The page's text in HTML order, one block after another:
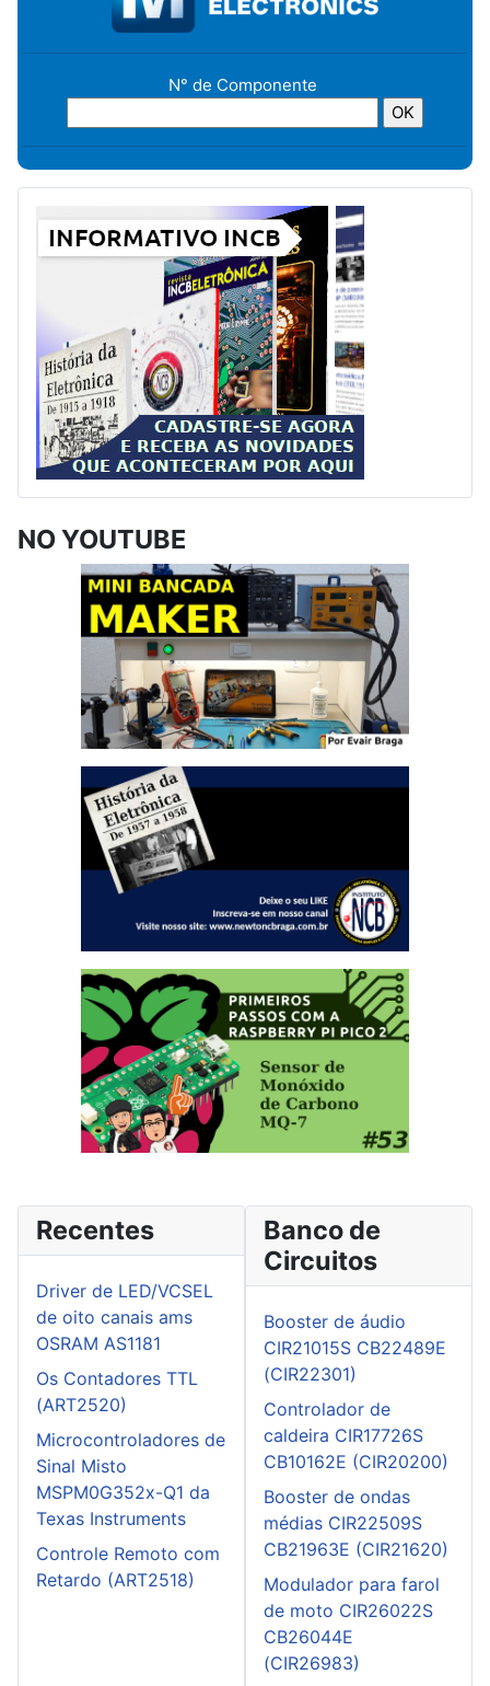
N° de Componente
NO YOUTUBE
Recentes
Driver de LED/VCSEL
de oito canais ams
OSRAM AS1181
Os Contadores TTL
(ART2520)
Microcontroladores de
Sinal Misto
MSPM0G352x-Q1 da
Texas Instruments
Controle Remoto com
Retardo (ART2518)
Banco de
Circuitos
Booster de áudio
CIR21015S CB22489E
(CIR22301)
Controlador de
caldeira CIR17726S
CB10162E (CIR20200)
Booster de ondas
médias CIR22509S
CB21963E (CIR21620)
Modulador para farol
de moto CIR26022S
CB26044E
(CIR26983)